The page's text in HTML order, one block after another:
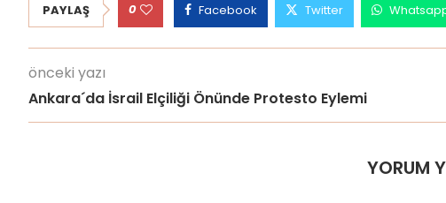
PAYLAŞ 0 Facebook Twitter
önceki yazı
Ankara´da İsrail Elçiliği Önünde Protesto Eylemi
YORUM